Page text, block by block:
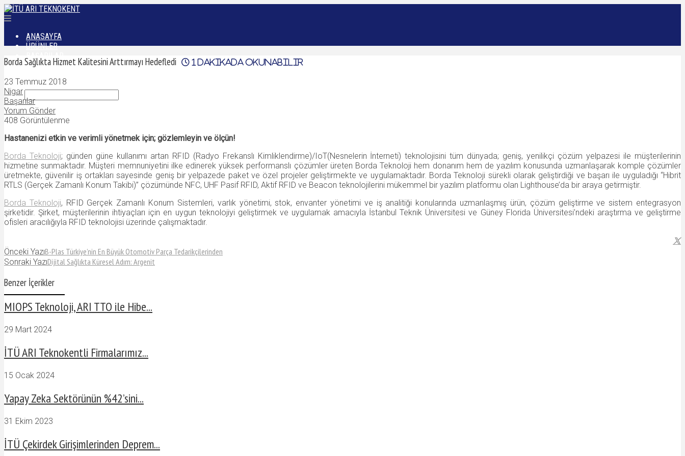
ANASAYFA
ÜRÜNLER
BAŞARILAR
DÜNYADAN
Borda Sağlıkta Hizmet Kalitesini Arttırmayı Hedefledi 1 dakikada okunabilir
23 Temmuz 2018
Nigar
Başarılar
Yorum Gönder
408 Görüntülenme
Hastanenizi etkin ve verimli yönetmek için; gözlemleyin ve ölçün!
Borda Teknoloji; günden güne kullanımı artan RFID (Radyo Frekanslı Kimliklendirme)/IoT(Nesnelerin İnterneti) teknolojisini tüm dünyada; geniş, yenilikçi çözüm yelpazesi ile müşterilerinin
hizmetine sunmaktadır. Müşteri memnuniyetini ilke edinerek yüksek performanslı çözümler üreten Borda Teknoloji hem donanım hem de yazılım konusunda uzmanlaşarak komple çözümler
üretmekte, güvenilir iş ortakları sayesinde geniş bir yelpazede paket ve özel projeler geliştirmekte ve uygulamaktadır. Borda Teknoloji sürekli olarak geliştirdiği ve başarı ile uyguladığı “Hibrit
RTLS (Gerçek Zamanlı Konum Takibi)” çözümünde NFC, UHF Pasif RFID, Aktif RFID ve Beacon teknolojilerini mükemmel bir yazılım platformu olan Lighthouse’da bir araya getirmiştir.
Borda Teknoloji, RFID Gerçek Zamanlı Konum Sistemleri, varlık yönetimi, stok, envanter yönetimi ve iş analitiği konularında uzmanlaşmış ürün, çözüm geliştirme ve sistem entegrasyon
şirketidir.Şirket, müşterilerinin ihtiyaçları için en uygun teknolojiyi geliştirmek ve uygulamak amacıyla İstanbul Teknik Üniversitesi ve Güney Florida Üniversitesi’ndeki araştırma ve geliştirme
ofisleri aracılığıyla RFID teknolojisi üzerinde çalışmaktadır.
Önceki YazıB-Plas Türkiye’nin En Büyük Otomotiv Parça Tedarikçilerinden
Sonraki YazıDijital Sağlıkta Küresel Adım: Argenit
Benzer İçerikler
MIOPS Teknoloji, ARI TTO ile Hibe...
29 Mart 2024
İTÜ ARI Teknokentli Firmalarımız...
15 Ocak 2024
Yapay Zeka Sektörünün %42’sini...
31 Ekim 2023
İTÜ Çekirdek Girişimlerinden Deprem...